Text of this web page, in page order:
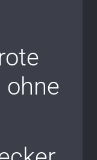
ohne